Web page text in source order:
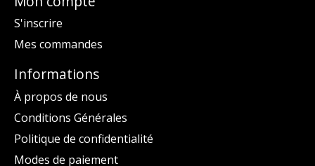
S'inscrire
Mes commandes
Informations
À propos de nous
Conditions Générales
Politique de confidentialité
Modes de paiement